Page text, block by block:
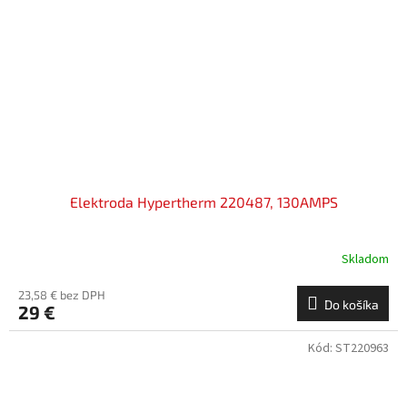
Elektroda Hypertherm 220487, 130AMPS
Skladom
23,58 € bez DPH
29 € Do košíka
Kód: ST220963